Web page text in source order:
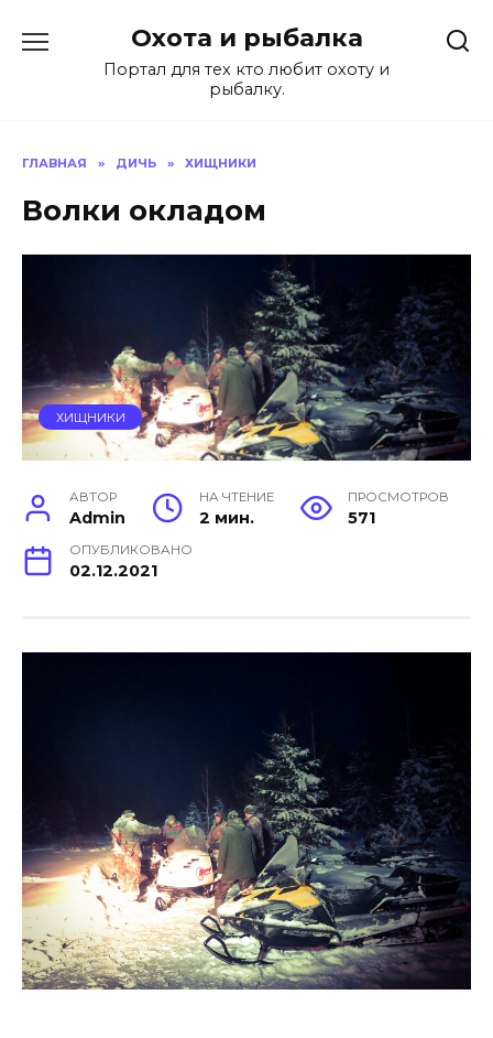
содержанию
Охота и рыбалка
Портал для тех кто любит охоту и
рыбалку.
ГЛАВНАЯ » ДИЧЬ » ХИЩНИКИ
Волки окладом
ХИЩНИКИ
АВТОР
Admin
НА ЧТЕНИЕ
2 мин.
ПРОСМОТРОВ
571
ОПУБЛИКОВАНО
02.12.2021